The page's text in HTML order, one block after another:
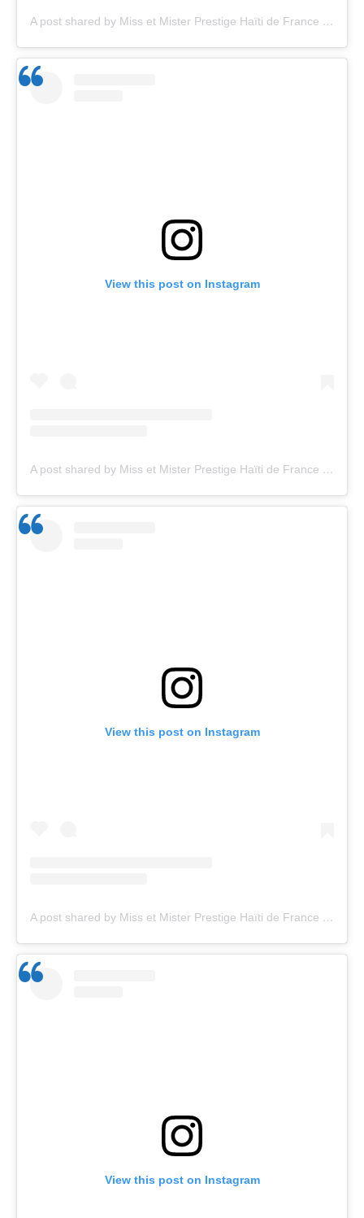
A post shared by Miss et Mister Prestige Haïti de France (@missmisterhaitiprestige)
View this post on Instagram
A post shared by Miss et Mister Prestige Haïti de France (@missmisterhaitiprestige)
View this post on Instagram
A post shared by Miss et Mister Prestige Haïti de France (@missmisterhaitiprestige)
View this post on Instagram